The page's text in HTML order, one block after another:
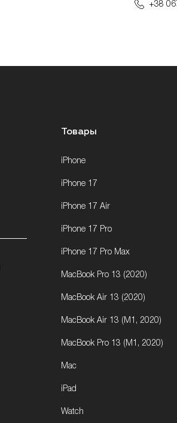
+38
Товары
iPhone
iPhone 17
iPhone 17 Air
iPhone 17 Pro
iPhone 17 Pro Max
MacBook Pro 13 (2020)
MacBook Air 13 (2020)
MacBook Air 13 (M1, 2020)
MacBook Pro 13 (M1, 2020)
Mac
iPad
Watch